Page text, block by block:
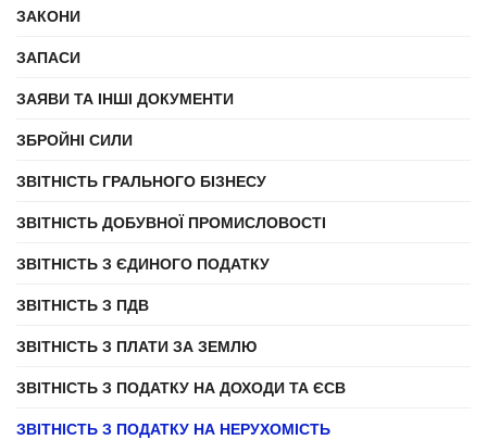
ЗАКОНИ
ЗАПАСИ
ЗАЯВИ ТА ІНШІ ДОКУМЕНТИ
ЗБРОЙНІ СИЛИ
ЗВІТНІСТЬ ГРАЛЬНОГО БІЗНЕСУ
ЗВІТНІСТЬ ДОБУВНОЇ ПРОМИСЛОВОСТІ
ЗВІТНІСТЬ З ЄДИНОГО ПОДАТКУ
ЗВІТНІСТЬ З ПДВ
ЗВІТНІСТЬ З ПЛАТИ ЗА ЗЕМЛЮ
ЗВІТНІСТЬ З ПОДАТКУ НА ДОХОДИ ТА ЄСВ
ЗВІТНІСТЬ З ПОДАТКУ НА НЕРУХОМІСТЬ